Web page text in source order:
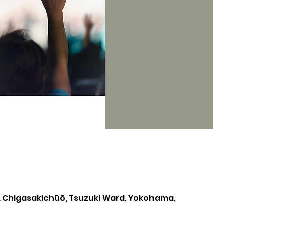
Chigasakichūō, Tsuzuki Ward, Yokohama,